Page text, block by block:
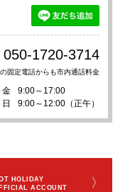
050-1720-3714
固定電話からも市内通話料金
金
9:00～17:00
9:00～12:00（正午）
HOLIDAY
ACCOUNT
〉